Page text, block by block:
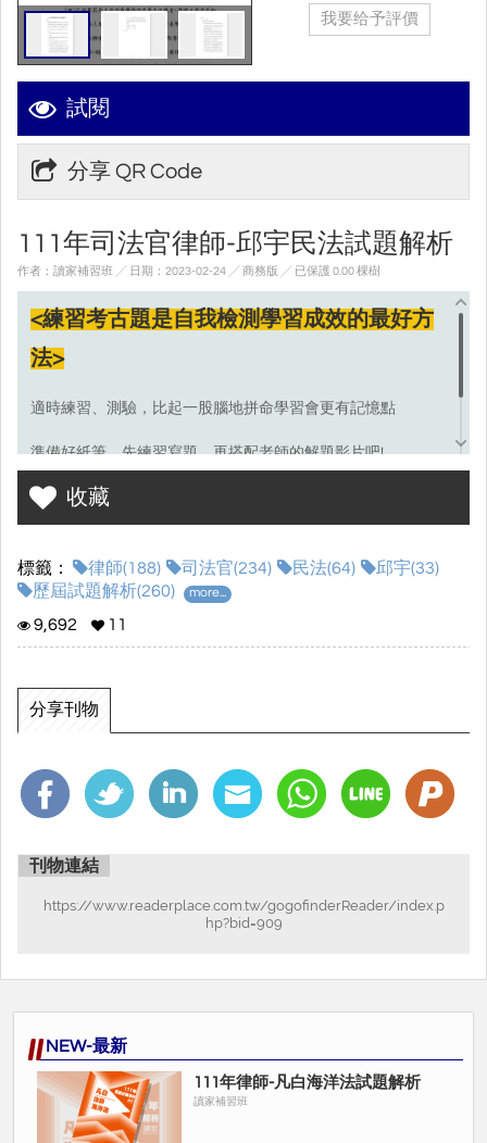
試閱
分享 QR Code
111年司法官律師-邱宇民法試題解析
作者：讀家補習班 ╱ 日期：2023-02-24 ╱ 商務版 ╱ 已保護 0.00 棵樹
<練習考古題是自我檢測學習成效的最好方
法>
適時練習、測驗，比起一股腦地拼命學習會更有記憶點
準備好紙筆，先練習寫題，再搭配老師的解題影片吧!
考選部試題連結☞
收藏
標籤： 律師(188) 司法官(234) 民法(64)
邱宇(33)
歷屆試題解析(260)
more...
9,692 11
分享刊物
刊物連結
https://www.readerplace.com.tw/gogofinderReader/index.p
hp?bid=909
我要给予評價
NEW-最新
111年律師-凡白海洋法試題解析
讀家補習班